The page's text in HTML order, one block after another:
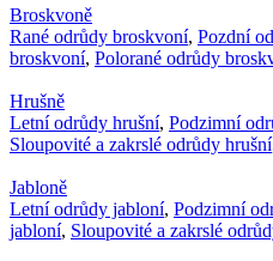
Broskvoně
Rané odrůdy broskvoní, Pozdní
broskvoní, Polorané odrůdy
Hrušně
Letní odrůdy hrušní, Podzimní
Sloupovité a zakrslé odrůdy hrušní
Jabloně
Letní odrůdy jabloní, Podzimní
jabloní, Sloupovité a zakrslé